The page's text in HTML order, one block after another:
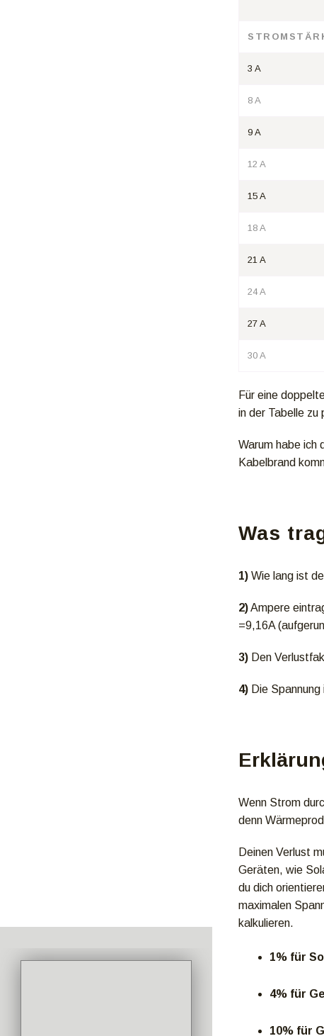
3 A
8 A
9 A
12 A
15 A
18 A
21 A
24 A
27 A
30 A
Für eine
in der Tabelle zu
Warum habe ich
Kabelbrand
Was
1) Wie lang ist
2)Ampere
=9,16A
3) Den
4) Die
Wenn Strom
denn
Deinen Verlust
Geräten, wie
du dich
maximalen
kalkulieren.
1% für
4% für
10% für